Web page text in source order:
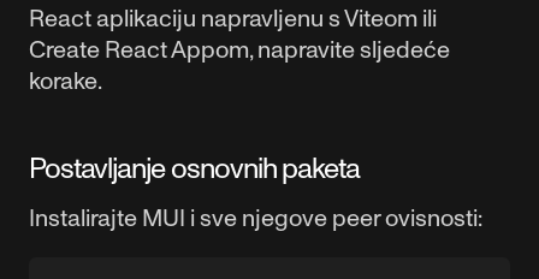
React aplikaciju napravljenu s Viteom ili
Create React Appom, napravite sljedeće
korake.
Postavljanje osnovnih paketa
Instalirajte MUI i sve njegove peer ovisnosti: